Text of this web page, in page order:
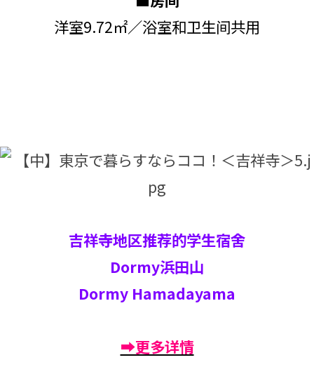
洋室9.72㎡／浴室和卫生间共用
吉祥寺地区推荐的学生宿舍
Dormy浜田山
Dormy Hamadayama
➡更多详情